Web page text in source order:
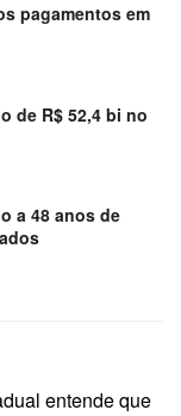
pagamentos em
de R$ 52,4 bi no
a 48 anos de
entende que